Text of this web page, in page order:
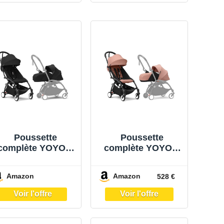
Compatible
Compatible
Poussette
YOYO 3
Stokke
Amazon
Poussette
complète YOYO 3
0+ et 6+ Ginger –
Stokke
Amazon 528 €